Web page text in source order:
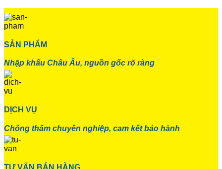
SẢN PHẨM
Nhập khẩu Châu Âu, nguồn gốc rõ ràng
DỊCH VỤ
Chống thấm chuyên nghiệp, cam kết bảo hành
TƯ VẤN BÁN HÀNG